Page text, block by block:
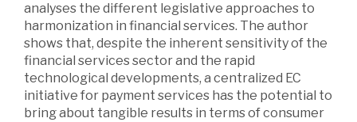
analyses the different legislative approaches to
harmonization in financial services. The author
shows that, despite the inherent sensitivity of the
financial services sector and the rapid
technological developments, a centralized EC
initiative for payment services has the potential to
bring about tangible results in terms of consumer